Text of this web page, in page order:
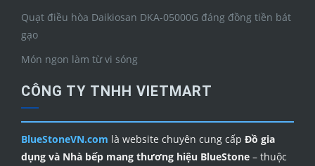
Quạt điều hòa Daikiosan DKA-05000G đáng đồng tiền bát
gạo
Món ngon làm từ vi sóng
CÔNG TY TNHH VIETMART
BlueStoneVN.com là website chuyên cung cấp Đồ gia
dụng và Nhà bếp mang thương hiệu BlueStone – thuộc